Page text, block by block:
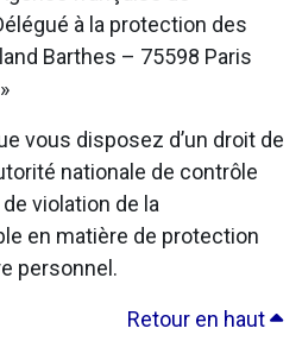
à la protection des
Barthes – 75598 Paris
vous disposez d’un droit de
nationale de contrôle
violation de la
en matière de protection
personnel.
Retour en haut